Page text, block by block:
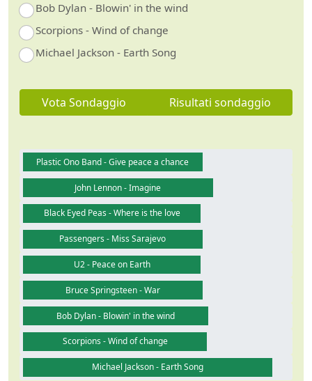
Bob Dylan - Blowin' in the wind
Scorpions - Wind of change
Michael Jackson - Earth Song
Vota Sondaggio Risultati sondaggio
Plastic Ono Band - Give peace a chance
John Lennon - Imagine
Black Eyed Peas - Where is the love
Passengers - Miss Sarajevo
U2 - Peace on Earth
Bruce Springsteen - War
Bob Dylan - Blowin' in the wind
Scorpions - Wind of change
Michael Jackson - Earth Song